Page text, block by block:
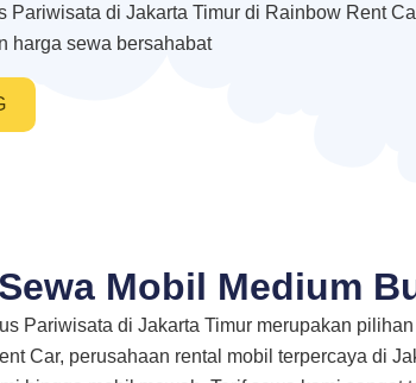
Pariwisata di Jakarta Timur di Rainbow Rent
harga sewa bersahabat
Sewa Mobil Medium
Pariwisata di Jakarta Timur merupakan
Car, perusahaan rental mobil terpercaya di